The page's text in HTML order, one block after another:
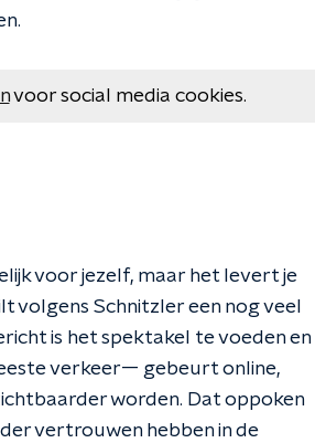
voor social media cookies.
voor jezelf, maar het levert je
volgens Schnitzler een nog veel
is het spektakel te voeden en
verkeer— gebeurt online,
worden. Dat oppoken
vertrouwen hebben in de